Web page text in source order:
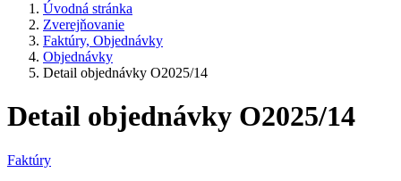
Úvodná stránka
Zverejňovanie
Faktúry, Objednávky
Objednávky
Detail objednávky O2025/14
Detail objednávky O2025/14
Faktúry